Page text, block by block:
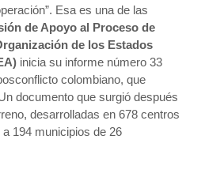
Esa es una de las
de Apoyo al Proceso de
de los Estados
inicia su informe número 33
colombiano, que
documento que surgió después
desarrolladas en 678 centros
194 municipios de 26